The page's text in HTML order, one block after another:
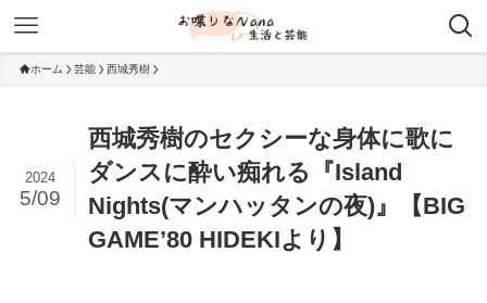
ホーム 芸能 西城秀樹
西城秀樹のセクシーな身体に歌に
ダンスに酔い痴れる『Island
Nights(マンハッタンの夜)』【BIG
GAME’80 HIDEKIより】
2024
5/09